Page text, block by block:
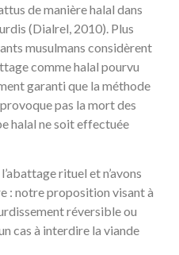
de manière halal dans
(Dialrel, 2010). Plus
musulmans considèrent
comme halal pourvu
garanti que la méthode
pas la mort des
halal ne soit effectuée
rituel et n’avons
: notre proposition visant à
réversible ou
cas à interdire la viande